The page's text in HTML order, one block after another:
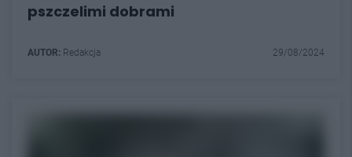
pszczelimi dobrami
AUTOR: Redakcja 29/08/2024